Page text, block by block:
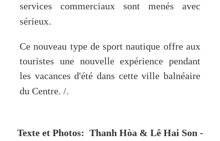
services commerciaux sont menés avec
sérieux.
Ce nouveau type de sport nautique offre aux
touristes une nouvelle expérience pendant
les vacances d'été dans cette ville balnéaire
du Centre. /.
Texte et Photos: Thanh Hòa & Lê Hai Son -